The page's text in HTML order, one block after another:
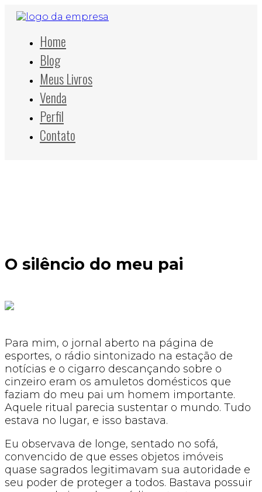
Home
Blog
Meus Livros
Venda
Perfil
Contato
O silêncio do meu pai
Para mim, o jornal aberto na página de
esportes, o rádio sintonizado na estação de
notícias e o cigarro descançando sobre o
cinzeiro eram os amuletos domésticos que
faziam do meu pai um homem importante.
Aquele ritual parecia sustentar o mundo. Tudo
estava no lugar, e isso bastava.
Eu observava de longe, sentado no sofá,
convencido de que esses objetos imóveis
quase sagrados legitimavam sua autoridade e
seu poder de proteger a todos. Bastava possuir